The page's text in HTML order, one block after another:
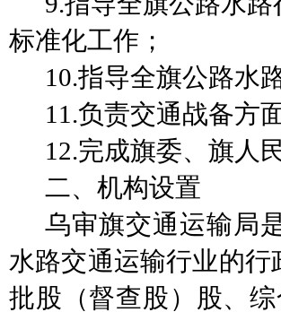
标准化工作；
10.指导全旗公路水
11.负责交通战备方
12.完成旗委、旗人
二、机构设置
乌审旗交通运输局
水路交通运输行业的
批股（督查股）股、